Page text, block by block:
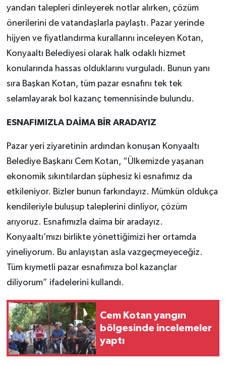
yandan talepleri dinleyerek notlar alırken, çözüm
önerilerini de vatandaşlarla paylaştı. Pazar yerinde
hijyen ve fiyatlandırma kurallarını inceleyen Kotan,
Konyaaltı Belediyesi olarak halk odaklı hizmet
konularında hassas olduklarını vurguladı. Bunun yanı
sıra Başkan Kotan, tüm pazar esnafını tek tek
selamlayarak bol kazanç temennisinde bulundu.
ESNAFIMIZLA DAİMA BİR ARADAYIZ
Pazar yeri ziyaretinin ardından konuşan Konyaaltı
Belediye Başkanı Cem Kotan, “Ülkemizde yaşanan
ekonomik sıkıntılardan şüphesiz ki esnafımız da
etkileniyor. Bizler bunun farkındayız. Mümkün oldukça
kendileriyle buluşup taleplerini dinliyor, çözüm
arıyoruz. Esnafımızla daima bir aradayız.
Konyaaltı’mızı birlikte yönettiğimizi her ortamda
yineliyorum. Bu anlayıştan asla vazgeçmeyeceğiz.
Tüm kıymetli pazar esnafımıza bol kazançlar
diliyorum” ifadelerini kullandı.
Cem Kotan yangın
bölgesinde incelemeler
yaptı